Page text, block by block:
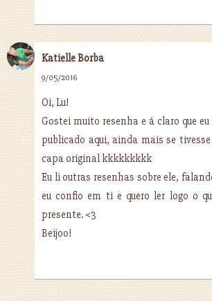
Katielle Borba
9/05/2016
Oi, Lu!
Gostei muito resenha e á claro que eu
publicado aqui, ainda mais se
capa original kkkkkkkkk
Eu li outras resenhas sobre ele,
eu confio em ti e quero ler logo o
presente. <3
Beijoo!